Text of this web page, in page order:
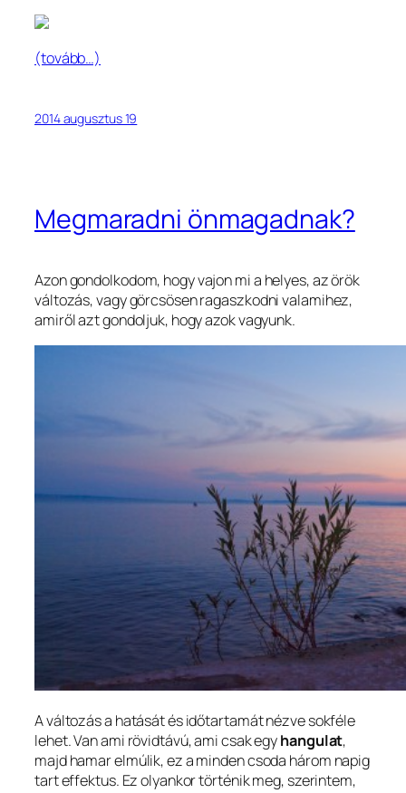
(tovább…)
2014 augusztus 19
Megmaradni önmagadnak?
Azon gondolkodom, hogy vajon mi a helyes, az örök
változás, vagy görcsösen ragaszkodni valamihez,
amiről azt gondoljuk, hogy azok vagyunk.
A változás a hatását és időtartamát nézve sokféle
lehet. Van ami rövidtávú, ami csak egyhangulat,
majd hamar elmúlik, ez a minden csoda három napig
tart effektus. Ez olyankor történik meg, szerintem,